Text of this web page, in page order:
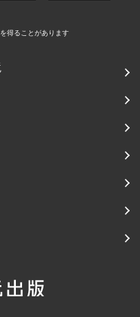
得ることがあります